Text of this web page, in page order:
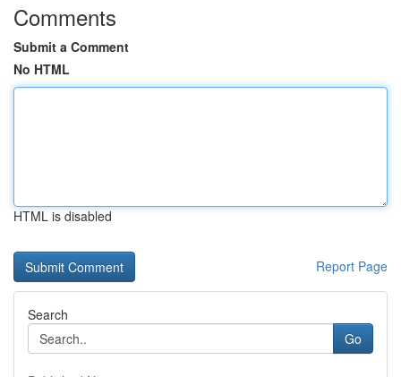
Comments
Submit a Comment
No HTML
HTML is disabled
Report Page
Search
Go